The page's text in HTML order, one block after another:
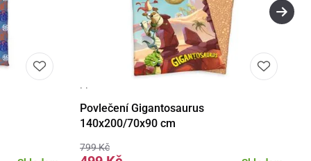
· ·
Povlečení Gigantosaurus
140x200/70x90 cm
799 Kč